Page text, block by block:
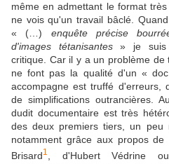
même en admettant le format
ne vois qu'un travail bâclé.
« (…) enquête précise
d'images tétanisantes» je suis
critique. Car il y a un problème de
ne font pas la qualité d'un «
accompagne est truffé d'erreurs,
de simplifications outrancières.
dudit documentaire est très
des deux premiers tiers, un peu
notamment grâce aux propos de
Brisard1
, d'Hubert Védrine